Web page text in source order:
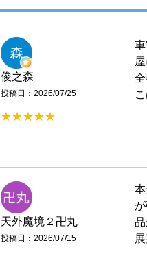
俊之森
投稿日：2026/07/25
天外魔境２卍丸
投稿日：2026/07/15